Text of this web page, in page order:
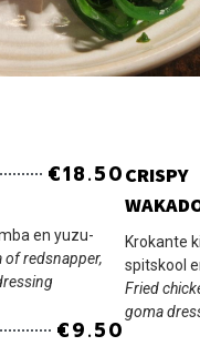
€18.50
en yuzu-
of redsnapper,
€9.50
CRISPY
Krokante
spitskool
Fried
goma